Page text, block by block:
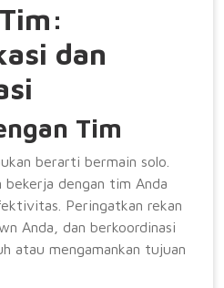
dan
Tim
berarti bermain solo.
bekerja dengan tim Anda
Peringatkan rekan
Anda, dan berkoordinasi
atau mengamankan tujuan